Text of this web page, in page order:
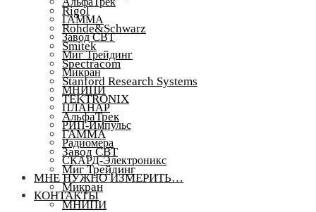
ГАММА
Завод СВТ
Миг Трейдинг
Микран
МНИПИ
ПЛАНАР
РИП-Импульс
Радиомера
СКАРД-Электроникс
МНЕ НУЖНО ИЗМЕРИТЬ…
КОНТАКТЫ
Rigol
Rohde&Schwarz
Smitek
Spectracom
Stanford Research Systems
TEKTRONIX
АльфаТрек
ГАММА
Завод СВТ
Миг Трейдинг
Микран
МНИПИ